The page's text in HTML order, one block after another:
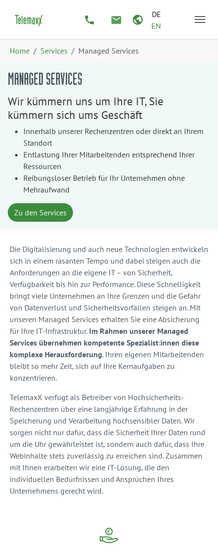
DE
EN
Home Services Managed Services
MANAGED SERVICES
Wir kümmern uns um Ihre IT, Sie
kümmern sich ums Geschäft
Innerhalb unserer Rechenzentren oder direkt an Ihrem
Standort
Entlastung Ihrer Mitarbeitenden entsprechend Ihrer
Ressourcen
Reibungsloser Betrieb für Ihr Unternehmen ohne
Mehraufwand
Zu den Services
Die Digitalisierung und auch neue Technologien entwickeln
sich in einem rasanten Tempo und dabei steigen auch die
Anforderungen an die eigene IT – von Sicherheit,
Verfügbarkeit bis hin zur Performance. Diese Schnelligkeit
bringt viele Unternehmen an Ihre Grenzen und die Gefahr
von Datenverlust und Sicherheitsvorfällen steigen an. Mit
unseren Managed Services erhalten Sie eine Absicherung
für Ihre IT-Infrastruktur. Im Rahmen unserer Managed
Services übernehmen kompetente Spezialist:innen diese
komplexe Herausforderung. Ihren eigenen Mitarbeitenden
bleibt so mehr Zeit, sich auf Ihre Kernaufgaben zu
konzentrieren.
TelemaxX verfügt als Betreiber von Hochsicherheits-
Rechenzentren über eine langjährige Erfahrung in der
Speicherung und Verarbeitung hochsensibler Daten. Wir
sorgen nicht nur dafür, dass die Sicherheit Ihrer Daten rund
um die Uhr gewährleistet ist, sondern auch dafür, dass Ihre
Webinhalte stets zuverlässig zu erreichen sind. Zusammen
mit Ihnen erarbeiten wir eine IT-Lösung, die den
individuellen Bedürfnissen und Ansprüchen Ihres
Unternehmens gerecht wird.